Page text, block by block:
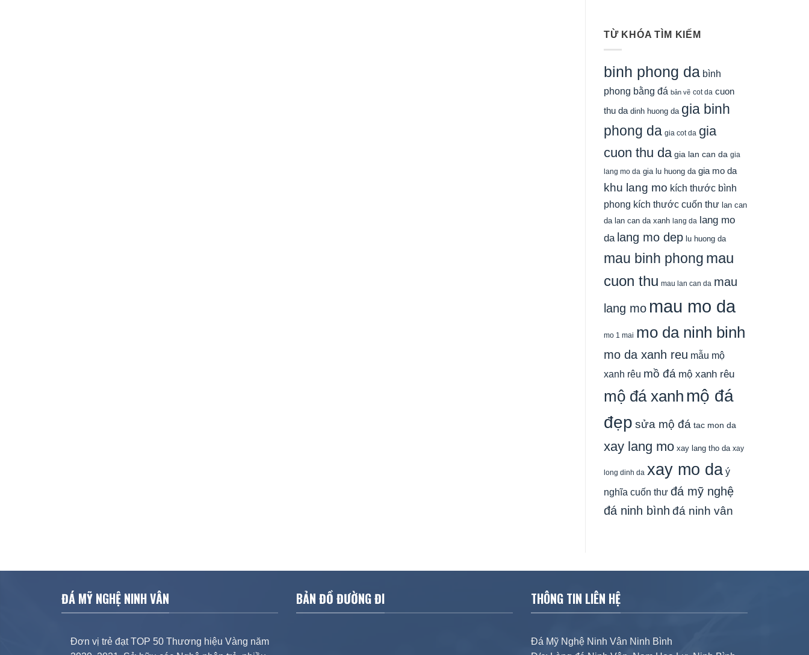
TỪ KHÓA TÌM KIẾM
binh phong da bình
phong bằng đá bản vẽ cot da cuon
thu da dinh huong da gia binh
phong da gia cot da gia
cuon thu da gia lan can da gia
lang mo da gia lu huong da gia mo da
khu lang mo kích thước bình
phong kích thước cuốn thư lan can
da lan can da xanh lang da lang mo
da lang mo dep lu huong da
mau binh phong mau
cuon thu mau lan can da mau
lang mo mau mo da
mo 1 mai mo da ninh binh
mo da xanh reu mẫu mộ
xanh rêu mồ đá mộ xanh rêu
mộ đá xanh mộ đá
đẹp sửa mộ đá tac mon da
xay lang mo xay lang tho da xay
long dinh da xay mo da ý
nghĩa cuốn thư đá mỹ nghệ
đá ninh bình đá ninh vân
ĐÁ MỸ NGHỆ NINH VÂN
Đơn vị trẻ đạt TOP 50 Thương hiệu Vàng năm
BẢN ĐỒ ĐƯỜNG ĐI THÔNG TIN LIÊN HỆ
Đá Mỹ Nghệ Ninh Vân Ninh Bình